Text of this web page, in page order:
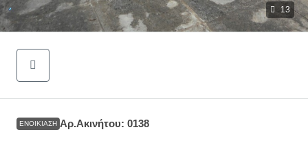
13
ΕΝΟΙΚΊΑΣΗ Αρ.Ακινήτου: 0138